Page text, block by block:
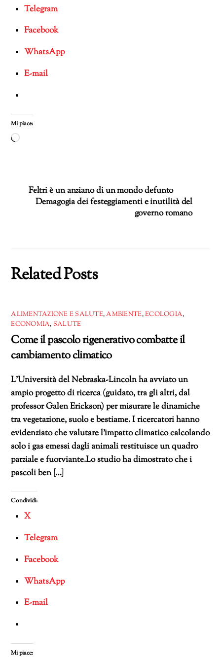
Telegram
Facebook
WhatsApp
E-mail
Mi piace:
Caricamento
Feltri è un anziano di un mondo defunto
Demagogia dei festeggiamenti e inutilità del
governo romano
Related Posts
ALIMENTAZIONE E SALUTE,AMBIENTE,ECOLOGIA,
ECONOMIA, SALUTE
Come il pascolo rigenerativo combatte il
cambiamento climatico
L’Università del Nebraska-Lincoln ha avviato un
ampio progetto di ricerca (guidato, tra gli altri, dal
professor Galen Erickson) per misurare le dinamiche
tra vegetazione, suolo e bestiame. I ricercatori hanno
evidenziato che valutare l’impatto climatico calcolando
solo i gas emessi dagli animali restituisce un quadro
parziale e fuorviante.Lo studio ha dimostrato che i
pascoli ben […]
Condividi:
X
Telegram
Facebook
WhatsApp
E-mail
Mi piace: